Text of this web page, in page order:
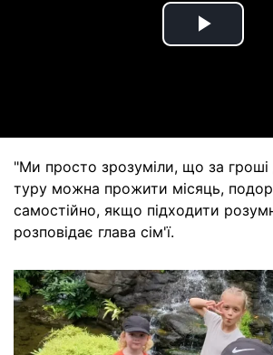
Play
"Ми просто зрозуміли, що за
туру можна прожити місяць,
самостійно, якщо підходити
розповідає глава сім'ї.